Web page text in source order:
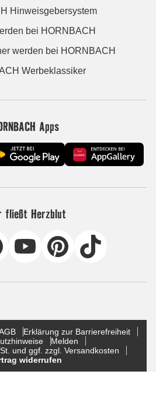
Hinweisgebersystem
bei HORNBACH
werden bei HORNBACH
Werbeklassiker
Apps
fließt Herzblut
Erklärung zur Barrierefreiheit
Melden
und ggf. zzgl. Versandkosten
widerrufen